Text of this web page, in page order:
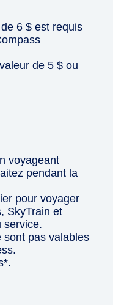
6 $ est requis
de 5 $ ou
voyageant
pendant la
pour voyager
SkyTrain et
service.
sont pas valables